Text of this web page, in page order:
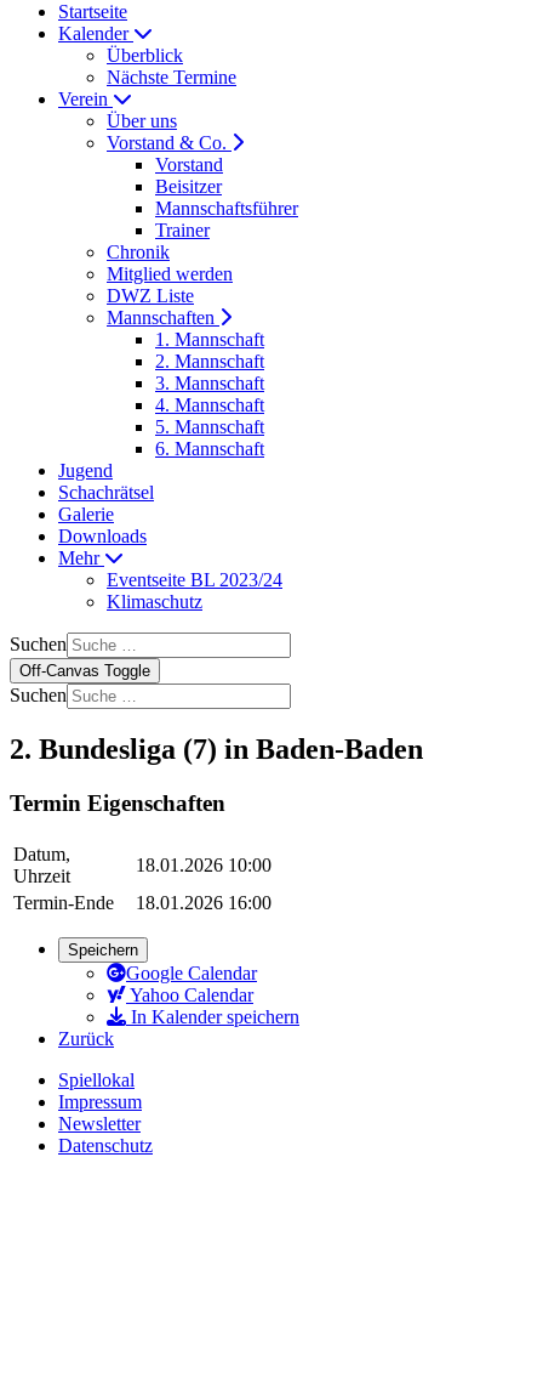
Startseite
Kalender
Überblick
Nächste Termine
Verein
Über uns
Vorstand & Co.
Vorstand
Beisitzer
Mannschaftsführer
Trainer
Chronik
Mitglied werden
DWZ Liste
Mannschaften
1. Mannschaft
2. Mannschaft
3. Mannschaft
4. Mannschaft
5. Mannschaft
6. Mannschaft
Jugend
Schachrätsel
Galerie
Downloads
Mehr
Eventseite BL 2023/24
Klimaschutz
Suchen
Off-Canvas Toggle
Suchen
2. Bundesliga (7) in Baden-Baden
Termin Eigenschaften
Datum,
Uhrzeit
18.01.2026 10:00
Termin-Ende
18.01.2026 16:00
Speichern
Google Calendar
Yahoo Calendar
In Kalender speichern
Zurück
Spiellokal
Impressum
Newsletter
Datenschutz